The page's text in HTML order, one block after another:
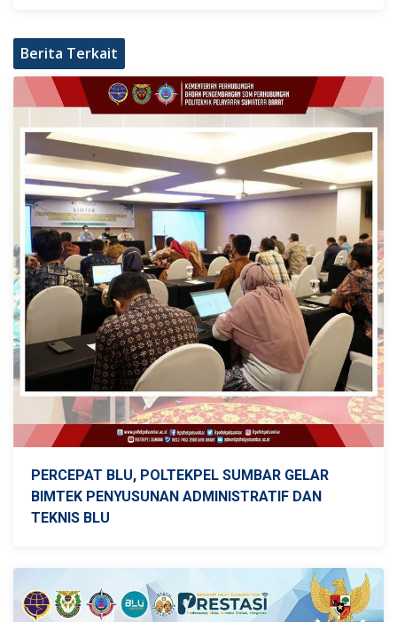
Berita Terkait
PERCEPAT BLU, POLTEKPEL SUMBAR GELAR
BIMTEK PENYUSUNAN ADMINISTRATIF DAN
TEKNIS BLU